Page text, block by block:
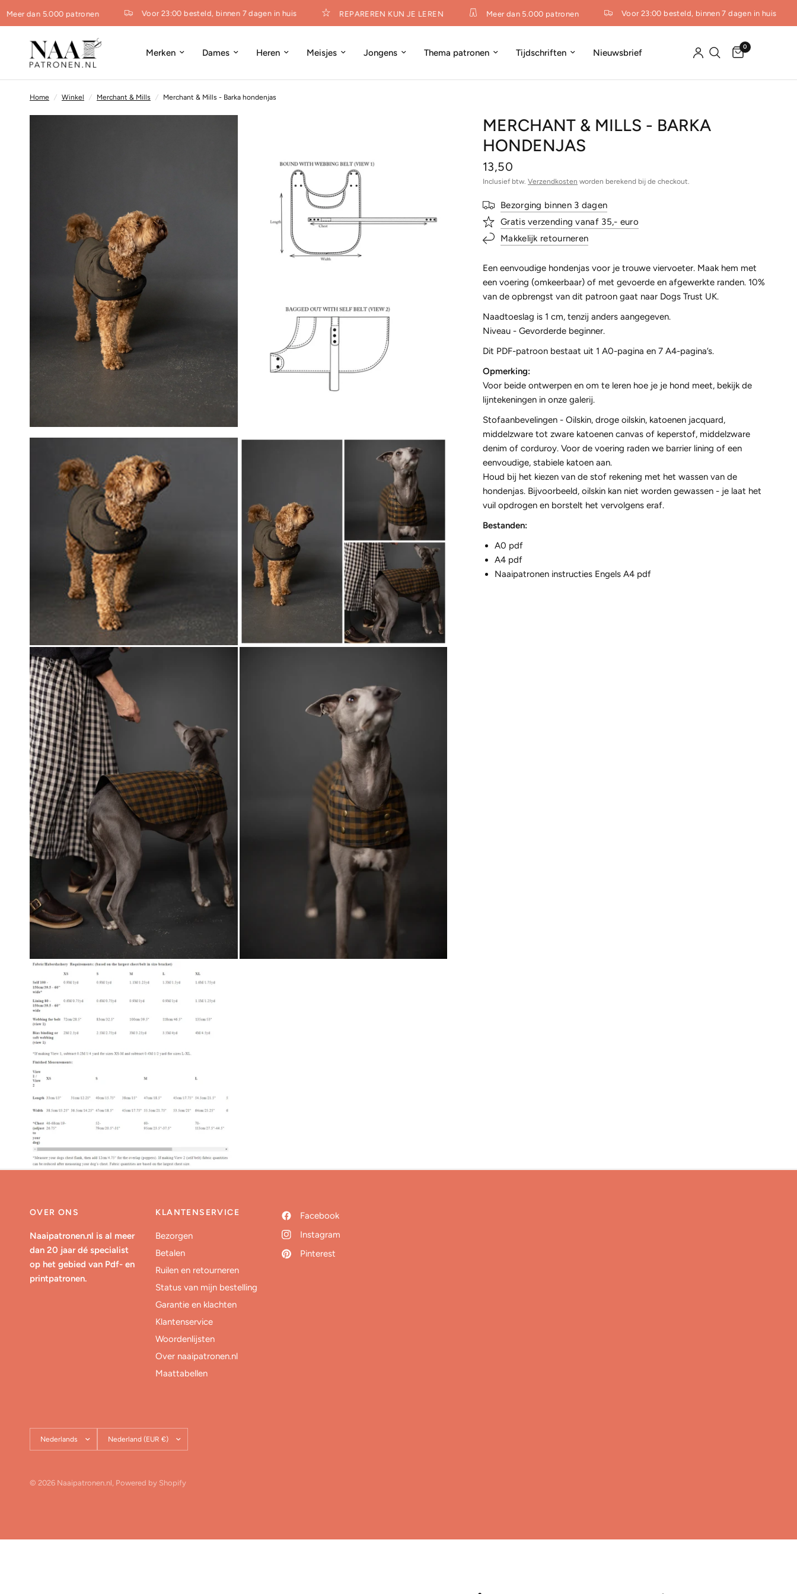
dan 5.000 patronen Voor 23:00 besteld, binnen 7 dagen in huis REPAREREN KUN JE LEREN Meer dan 5.000 patronen Voor 23:00 besteld, binnen 7 dagen in huis
Merken Dames Heren Meisjes Jongens Thema patronen Tijdschriften Nieuwsbrief
0
Home / Winkel / Merchant & Mills / Merchant & Mills - Barka hondenjas
MERCHANT & MILLS - BARKA
HONDENJAS
13,50
Inclusief btw. Verzendkosten worden berekend bij de checkout.
Bezorging binnen 3 dagen
Gratis verzending vanaf 35,- euro
Makkelijk retourneren
Een eenvoudige hondenjas voor je trouwe viervoeter. Maak hem met
een voering (omkeerbaar) of met gevoerde en afgewerkte randen. 10%
van de opbrengst van dit patroon gaat naar Dogs Trust UK.
Naadtoeslag is 1 cm, tenzij anders aangegeven.
Niveau - Gevorderde beginner.
Dit PDF-patroon bestaat uit 1 A0-pagina en 7 A4-pagina’s.
Opmerking:
Voor beide ontwerpen en om te leren hoe je je hond meet, bekijk de
lijntekeningen in onze galerij.
Stofaanbevelingen - Oilskin, droge oilskin, katoenen jacquard,
middelzware tot zware katoenen canvas of keperstof, middelzware
denim of corduroy. Voor de voering raden we barrier lining of een
eenvoudige, stabiele katoen aan.
Houd bij het kiezen van de stof rekening met het wassen van de
hondenjas. Bijvoorbeeld, oilskin kan niet worden gewassen - je laat het
vuil opdrogen en borstelt het vervolgens eraf.
Bestanden:
A0 pdf
A4 pdf
Naaipatronen instructies Engels A4 pdf
OVER ONS
Naaipatronen.nl is al meer
dan 20 jaar dé specialist
op het gebied van Pdf- en
printpatronen.
KLANTENSERVICE
Bezorgen
Betalen
Ruilen en retourneren
Status van mijn bestelling
Garantie en klachten
Klantenservice
Woordenlijsten
Over naaipatronen.nl
Maattabellen
Facebook
Instagram
Pinterest
© 2026 Naaipatronen.nl, Powered by Shopify